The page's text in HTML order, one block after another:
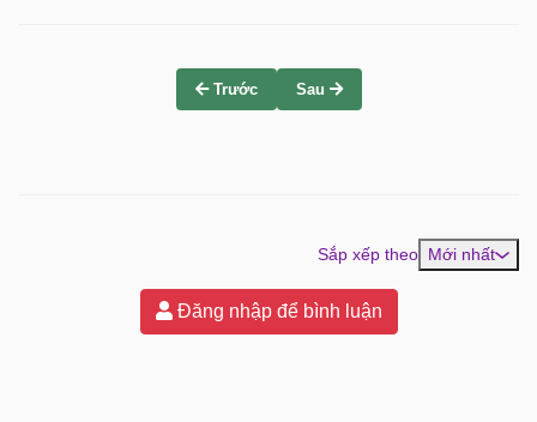
Trước Sau
Sắp xếp theo Mới nhất
Đăng nhập để bình luận